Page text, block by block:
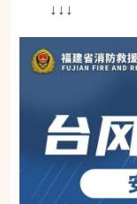
↓↓↓